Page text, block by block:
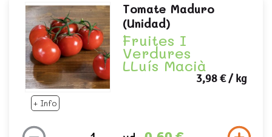
+ Info
Tomate Maduro
(unidad)
Fruites I
Verdures
LLuís Macià
3,98 €/ kg